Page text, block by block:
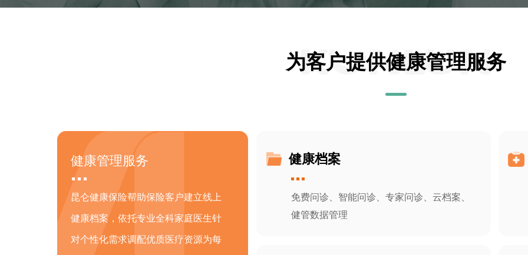
为客户提供健康管理服务
健康管理服务
昆仑健康保险帮助保险客户建立线上
健康档案，依托专业全科家庭医生针
对个性化需求调配优质医疗资源为每
健康档案
免费问诊、智能问诊、专家问诊、云档案、
健管数据管理